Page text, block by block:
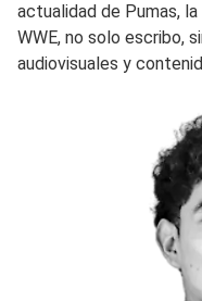
actualidad de Pumas,
WWE, no solo escribo,
audiovisuales y